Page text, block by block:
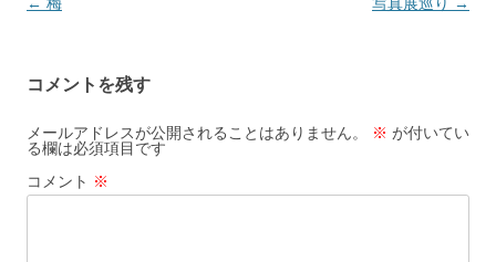
ビ
ゲ
ー
シ
コメントを残す
メールアドレスが公開されることはありません。 ※ が付いてい
る欄は必須項目です
コメント ※